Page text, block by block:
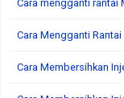
Cara mengganti rantai
Cara Mengganti
Cara Membersihkan